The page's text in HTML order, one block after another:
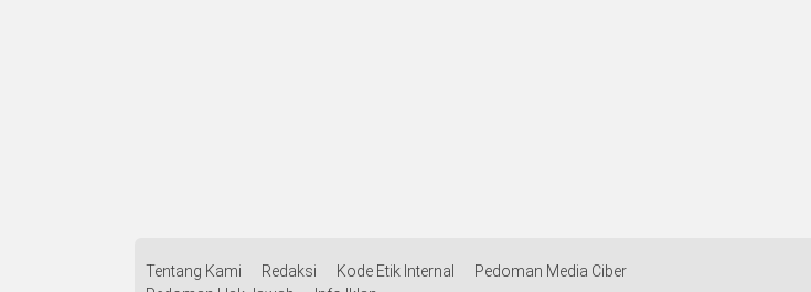
Tentang Kami Redaksi Kode Etik Internal
Pedoman Media Ciber